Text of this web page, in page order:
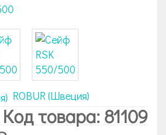
ROBUR (Швеция)
Код товара: 81109